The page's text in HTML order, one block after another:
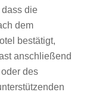
die
dem
bestätigt,
anschließend
des